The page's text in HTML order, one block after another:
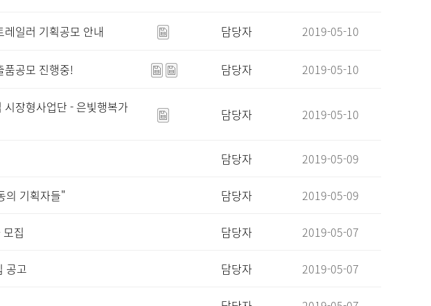
일러 기획공모 안내 담당자 2019-05-10
공모 진행중! 담당자 2019-05-10
장형사업단 - 은빛행복가
담당자 2019-05-10
담당자 2019-05-09
의 기획자들" 담당자 2019-05-09
집 담당자 2019-05-07
공고 담당자 2019-05-07